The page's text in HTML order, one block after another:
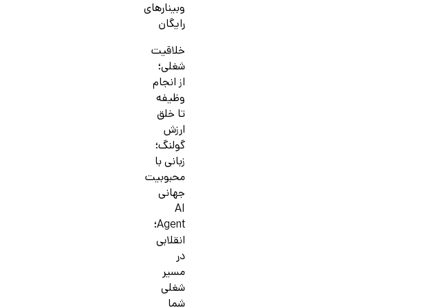
وبینارهای
رایگان
خلاقیت
شغلی؛
از انجام
وظیفه
تا خلق
ارزش
گولنگ؛
زبانی با
محبوبیت
جهانی
AI
Agent؛
انقلابی
در
مسیر
شغلی